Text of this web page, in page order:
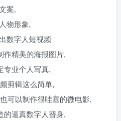
案,
物形象,
数字人短视频
作精美的海报图片,
专业个人写真,
剪辑这么简单,
可以制作很哇塞的微电影,
的逼真数字人替身,